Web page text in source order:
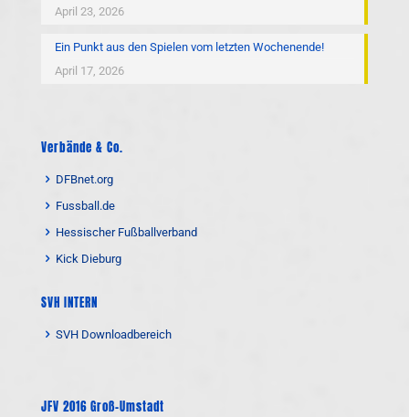
April 23, 2026
Ein Punkt aus den Spielen vom letzten Wochenende!
April 17, 2026
Verbände & Co.
DFBnet.org
Fussball.de
Hessischer Fußballverband
Kick Dieburg
SVH INTERN
SVH Downloadbereich
JFV 2016 Groß-Umstadt